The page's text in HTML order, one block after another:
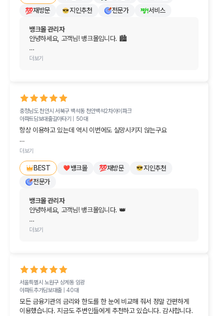
매우 현명한 선택입니다. 그런 소중한 과정에 뱅크몰이 도움을
드릴 수 있어 참 다행입니다.
앞으로도 실제 매매를 진행하시는 시점까지 궁금하거나 도움이
필요하신 부분이 있다면 언제든 편하게 뱅크몰을 찾아주세요.
끝까지 가장 든든한 길잡이가 되어드리겠습니다.
순조롭기를 바라며, 늘 든든한 금융 길잡이로서 기다리고
있겠습니다.
오늘 하루도 행복하고 기분 좋은 일들만 가득하시길 진심으로
응원합니다. 감사합니다!
재방문
지인추천 전문가 서비스
뱅크몰 관리자
안녕하세요, 고객님! 뱅크몰입니다. 🏙️
가슴 따뜻한 후기를 남겨주셔서 진심으로 감사드립니다!
맞는 해결책을 찾고 무사히 잔금을 치르실 수 있게 되어
저희로서도 정말 다행이고 기쁩니다. 고객님의 간절했던
마음을 알기에 꼭 필요한 도움이 되어 드릴 수 있어 큰 보람을
느낍니다. 🗝️
언제든 뱅크몰을 편하게 찾아주세요. 늘 고객님의 든든한
막막했던 고민은 모두 털어버리시고, 새로 맞이할 공간에서 늘
기쁜 일과 행복만 가득하시길 진심으로 응원합니다.
감사합니다!
더보기
충청남도 천안시 서북구 백석동천안백석2차아이파크
아파트담보대출갈아타기 |
50대
항상 이용하고 있는데 역시 이번에도 실망시키지 않는구요
일반적으로 대출 받으려면 발품을 팔아야 되는데
전문가 입장에서 모든것이 해결이 되어 큰 도움이 되어
너무너무 좋으네요
다음에 또 찾아뵙겠습니다.
더보기
BEST 뱅크몰 재방문
지인추천
전문가
뱅크몰 관리자
안녕하세요, 고객님! 뱅크몰입니다. 👑
변함없는 신뢰와 함께 마음이 훈훈해지는 소중한 후기를
번거로움을 잘 알고 있기에, 전문적인 안내로 모든 과정을 쉽고
깔끔하게 해결해 드릴 수 있어 저희로서도 큰 보람과 기쁨을
느낍니다. "역시 이번에도 실망시키지 않는다"라는 말씀은
저희에게 가장 큰 칭찬이자 힘이 됩니다. 🕊️
앞으로도 금융이 필요하신 매 순간마다 가장 쉽고 든든한
더보기
서울특별시 노원구 상계동 임광
아파트추가담보대출 | 40대
모든 금융기관의 금리와 한도를 한 눈에 비교해 줘서 정말 간편하게
이용했습니다. 지금도 주변인들에게 추천하고 있습니다. 감사합니다.